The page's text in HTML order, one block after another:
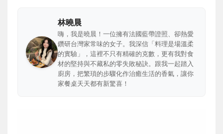
林曉晨
嗨，我是曉晨！一位擁有法國藍帶證照、卻熱愛
鑽研台灣家常味的女子。我深信「料理是場溫柔
的實驗」，這裡不只有精確的克數，更有我對食
材的堅持與不藏私的零失敗秘訣。跟我一起踏入
廚房，把繁瑣的步驟化作治癒生活的香氣，讓你
家餐桌天天都有新驚喜！